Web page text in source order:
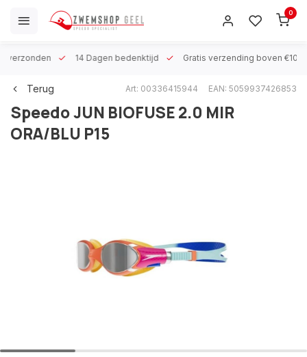
0
verzonden 14 Dagen bedenktijd Gratis verzending boven €100
Terug Art: 00336415944 EAN: 5059937426853
SpeedoJUN BIOFUSE 2.0 MIR
ORA/BLU P15